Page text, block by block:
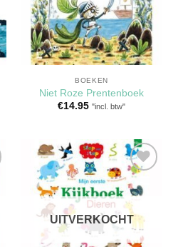
BOEKEN
Niet Roze Prentenboek
€14.95 "incl. btw"
Toevoegen
aan
verlanglijst
UITVERKOCHT